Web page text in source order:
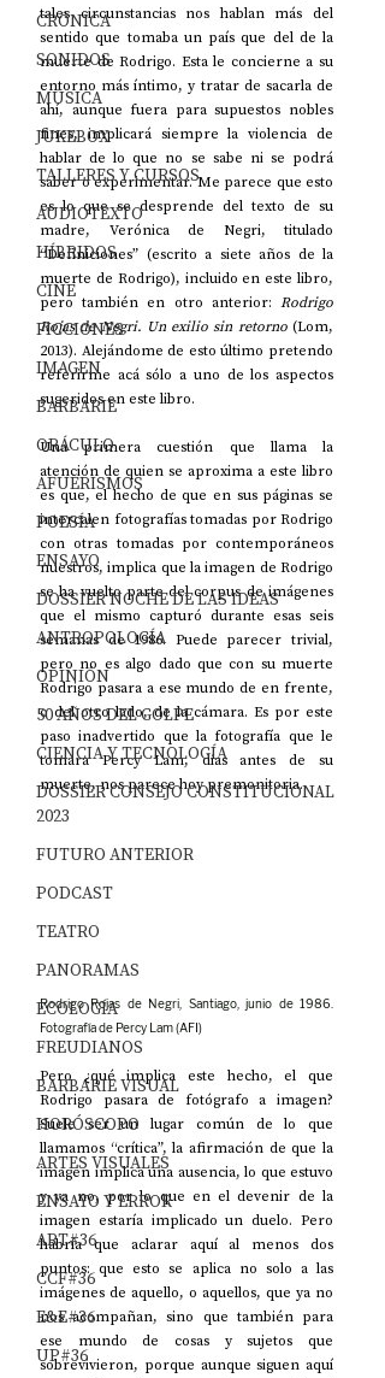
CRÓNICA
SONIDOS
MÚSICA
JUKEBOX
TALLERES Y CURSOS
AUDIOTEXTO
HÍBRIDOS
CINE
FICCIONES
IMAGEN
BARBARIE
ORÁCULO
AFUERISMOS
POESÍA
ENSAYO
DOSSIER NOCHE DE LAS IDEAS
ANTROPOLOGÍA
OPINIÓN
50 AÑOS DEL GOLPE
CIENCIA Y TECNOLOGÍA
DOSSIER CONSEJO CONSTITUCIONAL
2023
FUTURO ANTERIOR
PODCAST
TEATRO
PANORAMAS
ECOLOGÍA
FREUDIANOS
BARBARIE VISUAL
HORÓSCOPO
ARTES VISUALES
ENSAYO Y ERROR
ART#36
CCF#36
E&E#36
UP#36
tales circunstancias nos hablan más del
sentido que tomaba un país que del de la
muerte de Rodrigo. Esta le concierne a su
entorno más íntimo, y tratar de sacarla de
ahí, aunque fuera para supuestos nobles
fines, implicará siempre la violencia de
hablar de lo que no se sabe ni se podrá
saber o experimentar. Me parece que esto
es lo que se desprende del texto de su
madre, Verónica de Negri, titulado
“Definiciones” (escrito a siete años de la
muerte de Rodrigo), incluido en este libro,
pero también en otro anterior: Rodrigo
Rojas de Negri. Un exilio sin retorno (Lom,
2013). Alejándome de esto último pretendo
referirme acá sólo a uno de los aspectos
sugeridos en este libro.
Una primera cuestión que llama la
atención de quien se aproxima a este libro
es que, el hecho de que en sus páginas se
intercalen fotografías tomadas por Rodrigo
con otras tomadas por contemporáneos
nuestros, implica que la imagen de Rodrigo
se ha vuelto parte del corpus de imágenes
que el mismo capturó durante esas seis
semanas de 1986. Puede parecer trivial,
pero no es algo dado que con su muerte
Rodrigo pasara a ese mundo de en frente,
o del otro lado, de la cámara. Es por este
paso inadvertido que la fotografía que le
tomara Percy Lam, días antes de su
muerte, nos parece hoy premonitoria.
Rodrigo Rojas de Negri, Santiago, junio de 1986.
Fotografía de Percy Lam (AFI)
Pero ¿qué implica este hecho, el que
Rodrigo pasara de fotógrafo a imagen?
Suele ser un lugar común de lo que
llamamos “crítica”, la afirmación de que la
imagen implica una ausencia, lo que estuvo
y ya no, por lo que en el devenir de la
imagen estaría implicado un duelo. Pero
habría que aclarar aquí al menos dos
puntos: que esto se aplica no solo a las
imágenes de aquello, o aquellos, que ya no
nos acompañan, sino que también para
ese mundo de cosas y sujetos que
sobrevivieron, porque aunque siguen aquí